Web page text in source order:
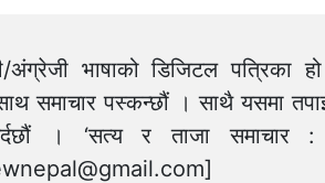
अंग्रेजी भाषाको डिजिटल पत्रिका
समाचार पस्कन्छौं । साथै यसमा
। ‘सत्य र ताजा
]